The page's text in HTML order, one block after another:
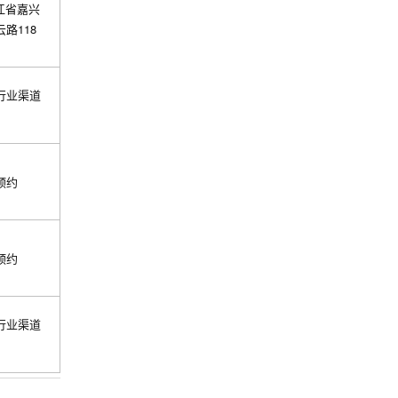
省嘉兴
路118
业渠道
约
约
业渠道